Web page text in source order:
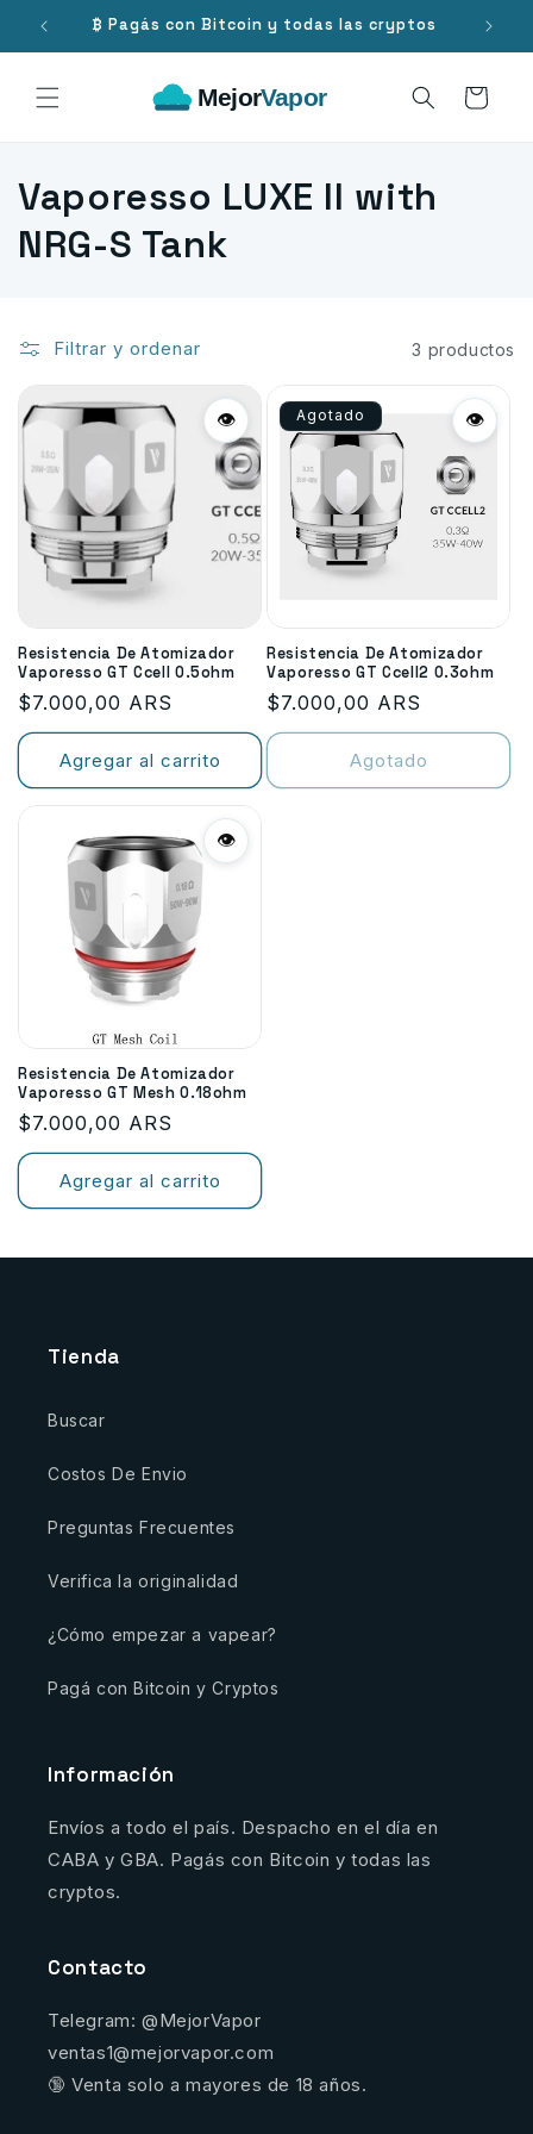
directamente
al contenido
₿ Pagás con Bitcoin y todas las cryptos
Carrito
C
o
e
c
c
i
ó
:
Vaporesso LUXE II with
NRG-S Tank
Filtrar y ordenar 3 productos
👁
Resistencia De Atomizador
Vaporesso GT Ccell 0.5ohm
Precio
habitual
$7.000,00 ARS
Agregar al carrito
👁
Agotado
Resistencia De Atomizador
Vaporesso GT Ccell2 0.3ohm
Precio
habitual
$7.000,00 ARS
Agotado
👁
Resistencia De Atomizador
Vaporesso GT Mesh 0.18ohm
Precio
habitual
$7.000,00 ARS
Agregar al carrito
Tienda
Buscar
Costos De Envio
Preguntas Frecuentes
Verifica la originalidad
¿Cómo empezar a vapear?
Pagá con Bitcoin y Cryptos
Información
Envíos a todo el país. Despacho en el día en
CABA y GBA. Pagás con Bitcoin y todas las
cryptos.
Contacto
Telegram: @MejorVapor
ventas1@mejorvapor.com
🔞 Venta solo a mayores de 18 años.